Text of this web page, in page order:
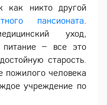
как никто другой
пансионата
уход,
– все это
старость.
пожилого человека
учреждение по